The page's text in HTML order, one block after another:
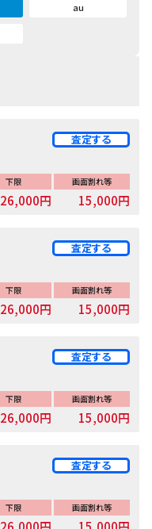
au
査定する
下限
26,000円
画面割れ等
15,000円
査定する
下限
26,000円
画面割れ等
15,000円
査定する
下限
26,000円
画面割れ等
15,000円
査定する
下限 画面割れ等